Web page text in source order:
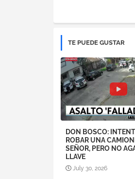
TE PUEDE GUSTAR
DON BOSCO:
ROBAR UNA
SEÑOR, PERO NO
LLAVE
July 30, 2026